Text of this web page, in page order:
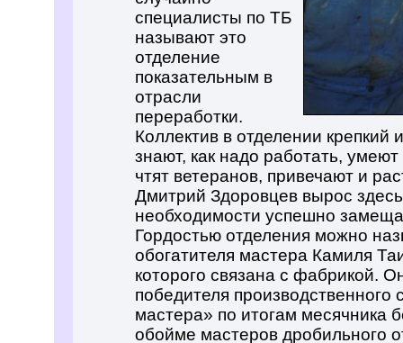
специалисты по ТБ
называют это
отделение
показательным в
отрасли
переработки.
Коллектив в отделении крепкий
знают, как надо работать,
чтят ветеранов, привечают и
Дмитрий Здоровцев вырос
необходимости успешно
Гордостью отделения можно
обогатителя мастера Камиля
которого связана с фабрикой.
победителя
мастера» по итогам месячника
обойме мастеров дробильного